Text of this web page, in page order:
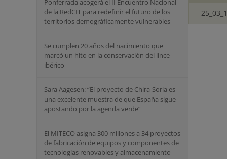
Ponferrada acogerá el II Encuentro Nacional
de la RedCIT para redefinir el futuro de los
territorios demográficamente vulnerables
Se cumplen 20 años del nacimiento que
marcó un hito en la conservación del lince
ibérico
Sara Aagesen: “El proyecto de Chira-Soria es
una excelente muestra de que España sigue
apostando por la agenda verde”
El MITECO asigna 300 millones a 34 proyectos
de fabricación de equipos y componentes de
tecnologías renovables y almacenamiento